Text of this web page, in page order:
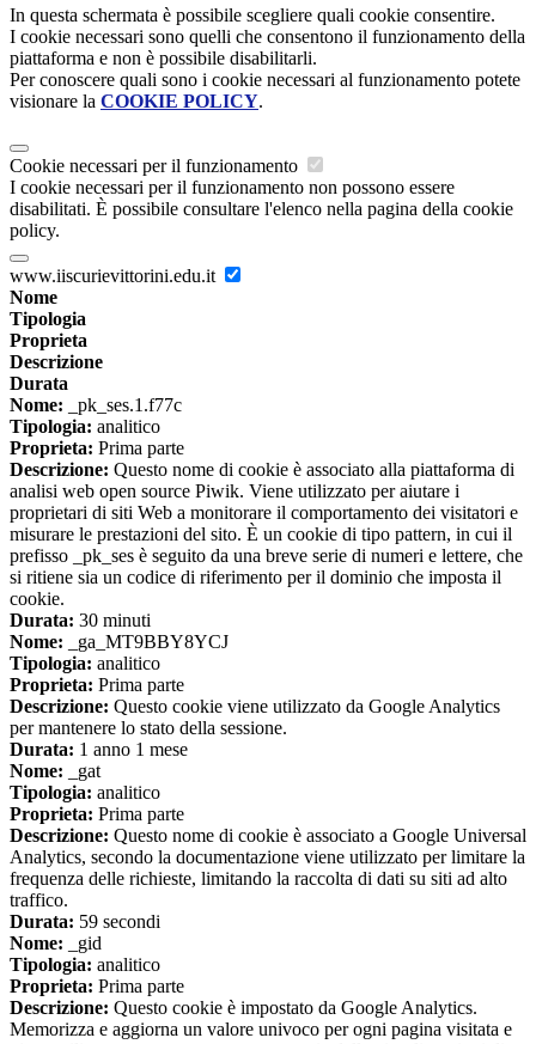
In questa schermata è possibile scegliere quali cookie consentire.
I cookie necessari sono quelli che consentono il funzionamento della
piattaforma e non è possibile disabilitarli.
Per conoscere quali sono i cookie necessari al funzionamento potete
visionare la COOKIE POLICY.
Cookie necessari per il funzionamento
I cookie necessari per il funzionamento non possono essere
disabilitati. È possibile consultare l'elenco nella pagina della cookie
policy.
www.iiscurievittorini.edu.it
Nome
Tipologia
Proprieta
Descrizione
Durata
Nome: _pk_ses.1.f77c
Tipologia: analitico
Proprieta: Prima parte
Descrizione: Questo nome di cookie è associato alla piattaforma di
analisi web open source Piwik. Viene utilizzato per aiutare i
proprietari di siti Web a monitorare il comportamento dei visitatori e
misurare le prestazioni del sito. È un cookie di tipo pattern, in cui il
prefisso _pk_ses è seguito da una breve serie di numeri e lettere, che
si ritiene sia un codice di riferimento per il dominio che imposta il
cookie.
Durata: 30 minuti
Nome: _ga_MT9BBY8YCJ
Tipologia: analitico
Proprieta: Prima parte
Descrizione: Questo cookie viene utilizzato da Google Analytics
per mantenere lo stato della sessione.
Durata: 1 anno 1 mese
Nome: _gat
Tipologia: analitico
Proprieta: Prima parte
Descrizione: Questo nome di cookie è associato a Google Universal
Analytics, secondo la documentazione viene utilizzato per limitare la
frequenza delle richieste, limitando la raccolta di dati su siti ad alto
traffico.
Durata: 59 secondi
Nome: _gid
Tipologia: analitico
Proprieta: Prima parte
Descrizione: Questo cookie è impostato da Google Analytics.
Memorizza e aggiorna un valore univoco per ogni pagina visitata e